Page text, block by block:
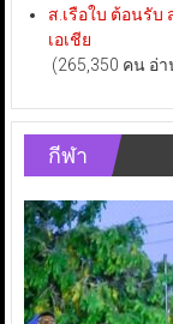
ส.เรือใบ ต้อนรับ
เอเชีย
(265,350 คน อ่
กีฬา